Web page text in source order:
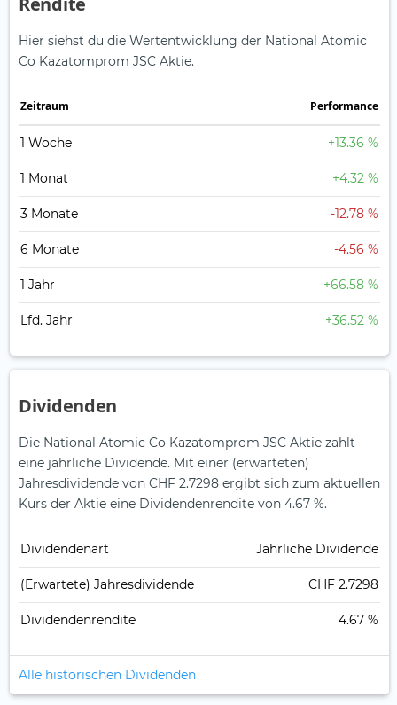
Hier siehst du die Wertentwicklung der National Atomic
Co Kazatomprom JSC Aktie.
Zeitraum Perfor­mance
1 Woche +13.36 %
1 Monat +4.32 %
3 Monate -12.78 %
6 Monate -4.56 %
1 Jahr +66.58 %
Lfd. Jahr +36.52 %
Dividenden
Die National Atomic Co Kazatomprom JSC Aktie zahlt
eine jährliche Dividende. Mit einer (erwarteten)
Jahresdividende von CHF 2.7298 ergibt sich zum aktuellen
Kurs der Aktie eine Dividendenrendite von 4.67 %.
Dividendenart Jährliche Dividende
(Erwartete) Jahresdividende CHF 2.7298
Dividendenrendite 4.67 %
Alle historischen Dividenden